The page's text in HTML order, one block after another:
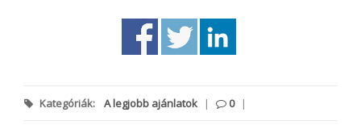
Kategóriák: A legjobb ajánlatok | 0 |